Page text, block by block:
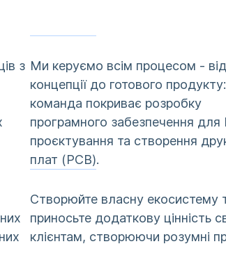
з Ми керуємо всім процесом - від
концепції до готового
команда покриває розробку
програмного забезпечення для
проєктування та створення
плат (PCB).
Створюйте власну екосистему
приносьте додаткову цінність
клієнтам, створюючи розумні